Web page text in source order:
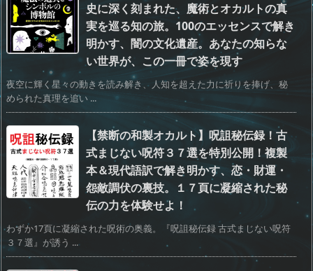
史に深く刻まれた、魔術とオカルトの真
実を巡る知の旅。100のエッセンスで解き
明かす、闇の文化遺産。あなたの知らな
い世界が、この一冊で姿を現す
夜空に輝く星々の動きを読み解き、人知を超えた力に祈りを捧げ、秘
められた真理を追い ...
【禁断の和製オカルト】呪詛秘伝録！古
式まじない呪符３７選を特別公開！複製
本＆現代語訳で解き明かす、恋・財運・
怨敵調伏の裏技。１７頁に凝縮された秘
伝の力を体験せよ！
わずか17頁に凝縮された呪術の奥義。『呪詛秘伝録 古式まじない呪符
３７選』が誘う ...